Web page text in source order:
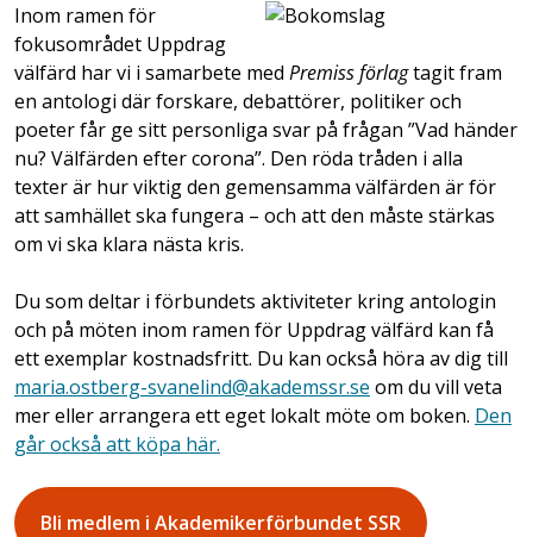
Inom ramen för
fokusområdet Uppdrag
välfärd har vi i samarbete med Premiss förlagtagit fram
en antologi där forskare, debattörer, politiker och
poeter får ge sitt personliga svar på frågan ”Vad händer
nu? Välfärden efter corona”. Den röda tråden i alla
texter är hur viktig den gemensamma välfärden är för
att samhället ska fungera – och att den måste stärkas
om vi ska klara nästa kris.
Du som deltar i förbundets aktiviteter kring antologin
och på möten inom ramen för Uppdrag välfärd kan få
ett exemplar kostnadsfritt. Du kan också höra av dig till
maria.ostberg-svanelind@akademssr.se om du vill veta
mer eller arrangera ett eget lokalt möte om boken. Den
går också att köpa här.
Bli medlem i Akademikerförbundet SSR